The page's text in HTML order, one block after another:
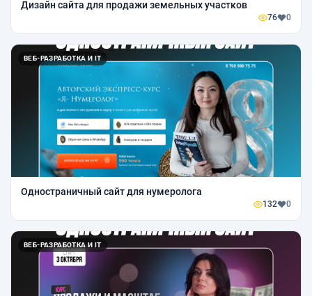
Дизайн сайта для продажи земельных участков
76 0
ВЕБ-РАЗРАБОТКА И IT
Одностраничный сайт для нумеролога
132 0
ВЕБ-РАЗРАБОТКА И IT